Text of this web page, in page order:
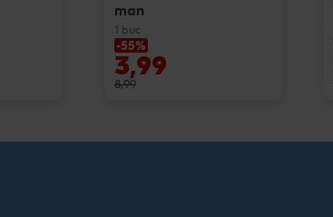
man
1 buc
-55%
3,99
8,99